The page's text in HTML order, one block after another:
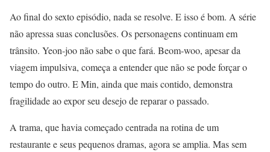
Ao final do sexto episódio, nada se resolve. E isso é bom. A série
não apressa suas conclusões. Os personagens continuam em
trânsito. Yeon-joo não sabe o que fará. Beom-woo, apesar da
viagem impulsiva, começa a entender que não se pode forçar o
tempo do outro. E Min, ainda que mais contido, demonstra
fragilidade ao expor seu desejo de reparar o passado.
A trama, que havia começado centrada na rotina de um
restaurante e seus pequenos dramas, agora se amplia. Mas sem